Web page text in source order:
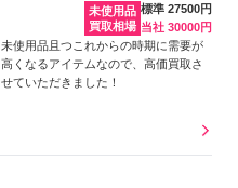
未使用品
買取相場
標準 27500円
当社 30000円
未使用品且つこれからの時期に需要が
高くなるアイテムなので、高価買取さ
せていただきました！